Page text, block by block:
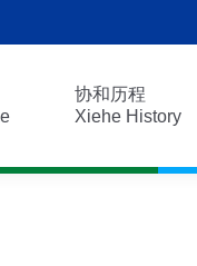
协和历程
Xiehe History
Xiehe History